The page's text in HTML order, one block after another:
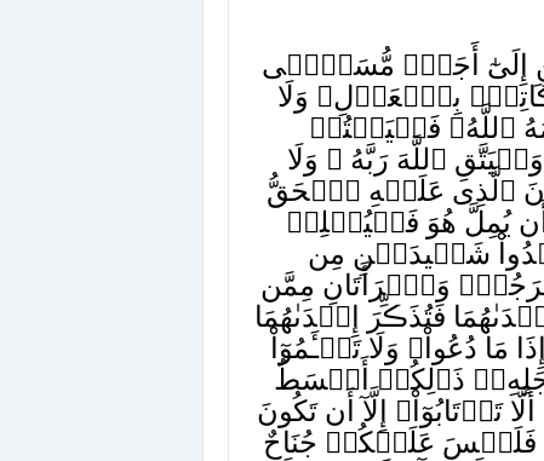
بِدَيۡنٍ إِلَىٰٓ أَجَلٍ۬ مُّسَمًّ۬ى
بِٱلۡعَدۡلِ‌ۚ وَلَا
ٱللَّهُ‌ۚ فَلۡيَڪۡتُبۡ
ٱللَّهَ رَبَّهُ ۥ وَلَا
عَلَيۡهِ ٱلۡحَقُّ
أَن يُمِلَّ هُوَ فَلۡيُمۡلِلۡ
شَہِيدَيۡنِ مِن
وَٱمۡرَأَتَانِ مِمَّن
فَتُذَڪِّرَ إِحۡدَٮٰهُمَا
دُعُواْ‌ۚ وَلَا تَسۡـَٔمُوٓاْ
أَجَلِهِۦ‌ۚ ذَٲلِكُمۡ أَقۡسَطُ
تَرۡتَابُوٓاْ‌ۖ إِلَّآ أَن تَكُونَ
فَلَيۡسَ عَلَيۡكُمۡ جُنَاحٌ